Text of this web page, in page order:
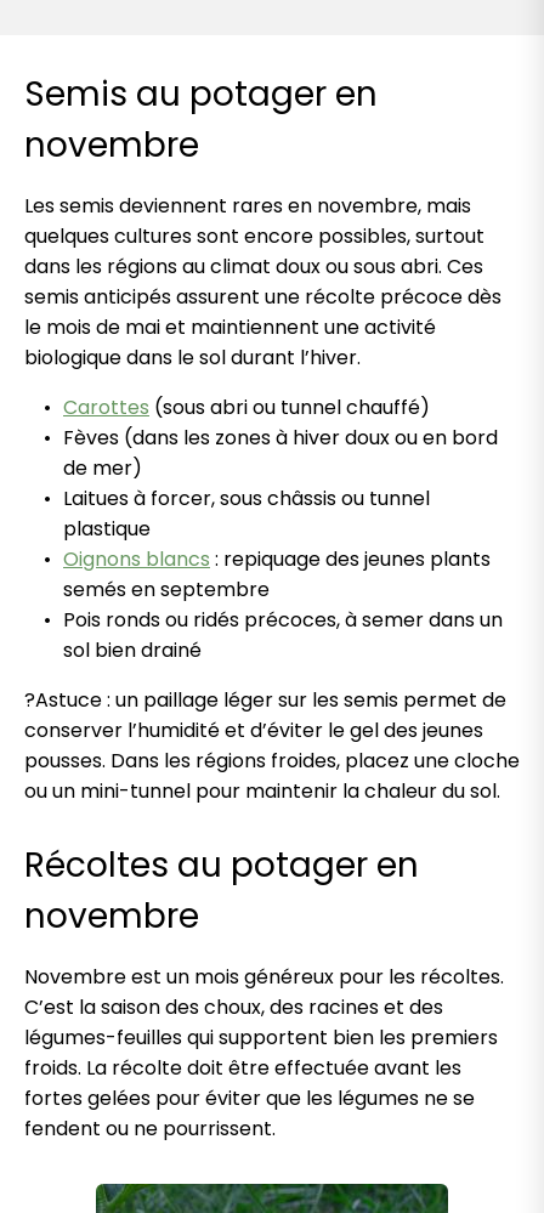
Semis au potager en
novembre
Les semis deviennent rares en novembre, mais
quelques cultures sont encore possibles, surtout
dans les régions au climat doux ou sous abri. Ces
semis anticipés assurent une récolte précoce dès
le mois de mai et maintiennent une activité
biologique dans le sol durant l’hiver.
Carottes (sous abri ou tunnel chauffé)
Fèves (dans les zones à hiver doux ou en bord
de mer)
Laitues à forcer, sous châssis ou tunnel
plastique
Oignons blancs : repiquage des jeunes plants
semés en septembre
Pois ronds ou ridés précoces, à semer dans un
sol bien drainé
?Astuce : un paillage léger sur les semis permet de
conserver l’humidité et d’éviter le gel des jeunes
pousses. Dans les régions froides, placez une cloche
ou un mini-tunnel pour maintenir la chaleur du sol.
Récoltes au potager en
novembre
Novembre est un mois généreux pour les récoltes.
C’est la saison des choux, des racines et des
légumes-feuilles qui supportent bien les premiers
froids. La récolte doit être effectuée avant les
fortes gelées pour éviter que les légumes ne se
fendent ou ne pourrissent.